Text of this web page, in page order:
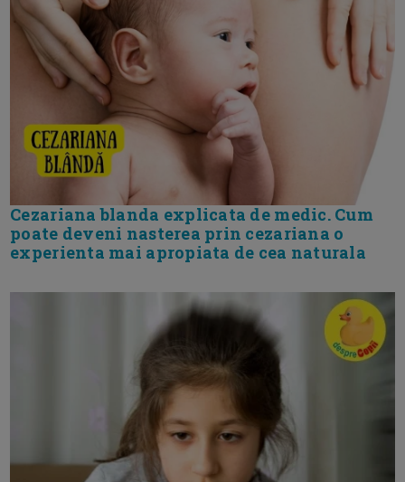
Cezariana blanda explicata de medic. Cum
poate deveni nasterea prin cezariana o
experienta mai apropiata de cea naturala